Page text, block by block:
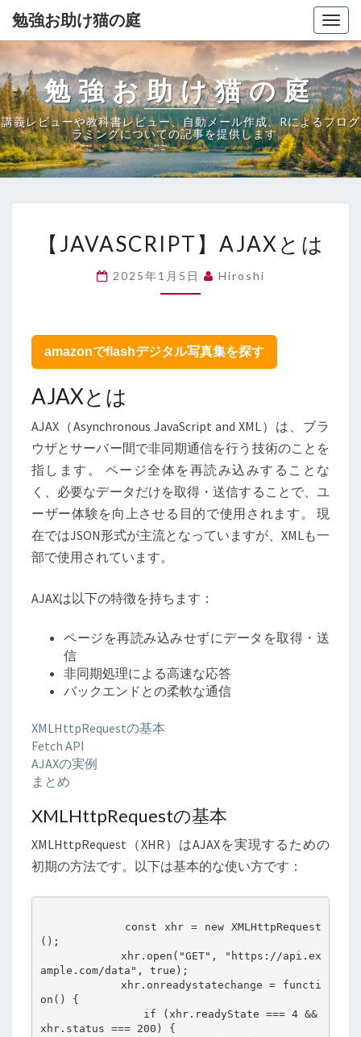
勉強お助け猫の庭
勉強お助け猫の庭
講義レビューや教科書レビュー、自動メール作成、Rによるプログ
ラミングについての記事を提供します。
AJAX
は
【JAVASCRIPT】AJAXとは
2025年1月5日 Hiroshi
amazonでflashデジタル写真集を探す
AJAXとは
AJAX（Asynchronous JavaScript and XML）は、ブラ
ウザとサーバー間で非同期通信を行う技術のことを
指します。 ページ全体を再読み込みすることな
く、必要なデータだけを取得・送信することで、ユ
ーザー体験を向上させる目的で使用されます。 現
在ではJSON形式が主流となっていますが、XMLも一
部で使用されています。
AJAXは以下の特徴を持ちます：
ページを再読み込みせずにデータを取得・送
信
非同期処理による高速な応答
バックエンドとの柔軟な通信
XMLHttpRequestの基本
Fetch API
AJAXの実例
まとめ
XMLHttpRequestの基本
XMLHttpRequest（XHR）はAJAXを実現するための
初期の方法です。以下は基本的な使い方です：
();
ample.com/data", true);
on() {
xhr.status === 200) {